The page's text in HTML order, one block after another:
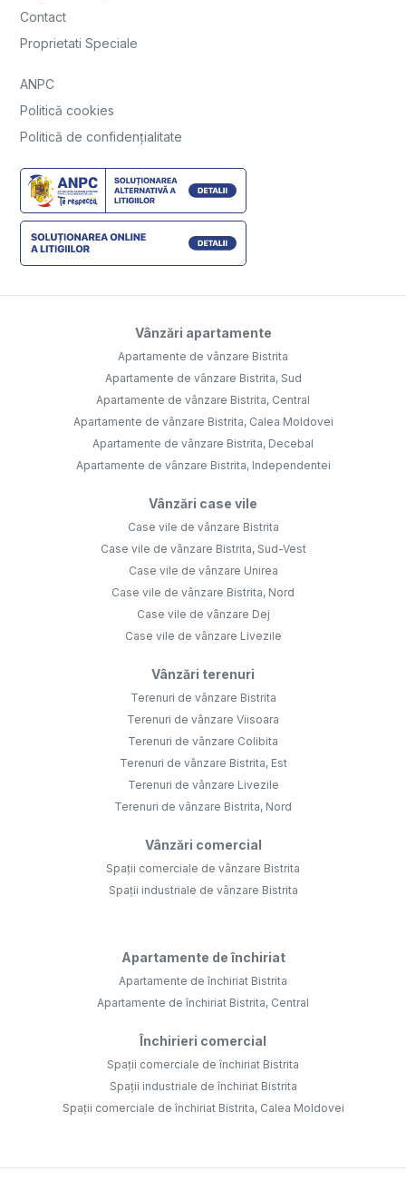
Contact
Proprietati Speciale
ANPC
Politică cookies
Politică de confidențialitate
Vânzări apartamente
Apartamente de vânzare Bistrita
Apartamente de vânzare Bistrita, Sud
Apartamente de vânzare Bistrita, Central
Apartamente de vânzare Bistrita, Calea Moldovei
Apartamente de vânzare Bistrita, Decebal
Apartamente de vânzare Bistrita, Independentei
Vânzări case vile
Case vile de vânzare Bistrita
Case vile de vânzare Bistrita, Sud-Vest
Case vile de vânzare Unirea
Case vile de vânzare Bistrita, Nord
Case vile de vânzare Dej
Case vile de vânzare Livezile
Vânzări terenuri
Terenuri de vânzare Bistrita
Terenuri de vânzare Viisoara
Terenuri de vânzare Colibita
Terenuri de vânzare Bistrita, Est
Terenuri de vânzare Livezile
Terenuri de vânzare Bistrita, Nord
Vânzări comercial
Spații comerciale de vânzare Bistrita
Spații industriale de vânzare Bistrita
Apartamente de închiriat
Apartamente de închiriat Bistrita
Apartamente de închiriat Bistrita, Central
Închirieri comercial
Spații comerciale de închiriat Bistrita
Spații industriale de închiriat Bistrita
Spații comerciale de închiriat Bistrita, Calea Moldovei